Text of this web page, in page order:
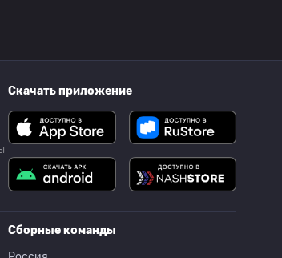
Скачать приложение
Сборные команды